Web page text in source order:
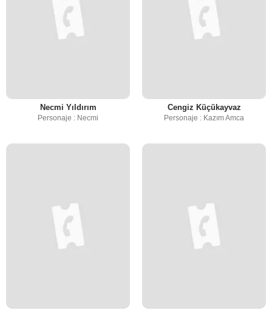
Necmi Yıldırım
Personaje : Necmi
Cengiz Küçükayvaz
Personaje : Kazım Amca